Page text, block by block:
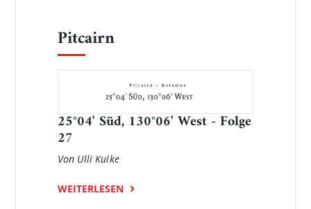
Pitcairn
25°04' Süd, 130°06' West - Folge
27
Von Ulli Kulke
WEITERLESEN